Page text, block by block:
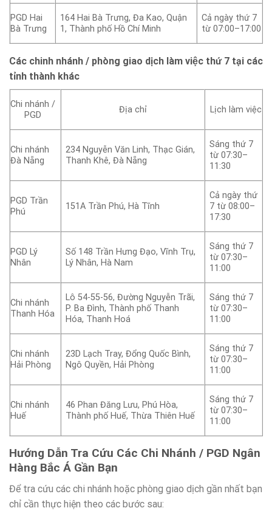
PGD Hai
Bà Trưng
164 Hai Bà Trưng, Đa Kao, Quận
1, Thành phố Hồ Chí Minh
Cả ngày thứ 7
từ 07:00–17:00
Các chinh nhánh / phòng giao dịch làm việc thứ 7 tại các
tỉnh thành khác
Chi nhánh /
PGD
Địa chỉ Lịch làm việc
Chi nhánh
Đà Nẵng
234 Nguyễn Văn Linh, Thạc Gián,
Thanh Khê, Đà Nẵng
Sáng thứ 7
từ 07:30–
11:30
PGD Trần
Phú
151A Trần Phú, Hà Tĩnh
Cả ngày thứ
7 từ 08:00–
17:30
PGD Lý
Nhân
Số 148 Trần Hưng Đạo, Vĩnh Trụ,
Lý Nhân, Hà Nam
Sáng thứ 7
từ 07:30–
11:00
Chi nhánh
Thanh Hóa
Lô 54-55-56, Đường Nguyễn Trãi,
P. Ba Đình, Thành phố Thanh
Hóa, Thanh Hoá
Sáng thứ 7
từ 07:30–
11:00
Chi nhánh
Hải Phòng
23D Lạch Tray, Đổng Quốc Bình,
Ngô Quyền, Hải Phòng
Sáng thứ 7
từ 07:30–
11:00
Chi nhánh
Huế
46 Phan Đăng Lưu, Phú Hòa,
Thành phố Huế, Thừa Thiên Huế
Sáng thứ 7
từ 07:30–
11:00
Hướng Dẫn Tra Cứu Các Chi Nhánh / PGD Ngân
Hàng Bắc Á Gần Bạn
Để tra cứu các chi nhánh hoặc phòng giao dịch gần nhất bạn
chỉ cần thực hiện theo các bước sau: